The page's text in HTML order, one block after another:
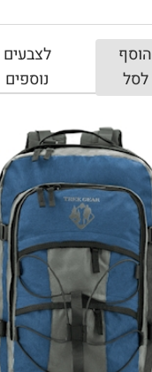
הוסף
לסל
לצבעים
נוספים